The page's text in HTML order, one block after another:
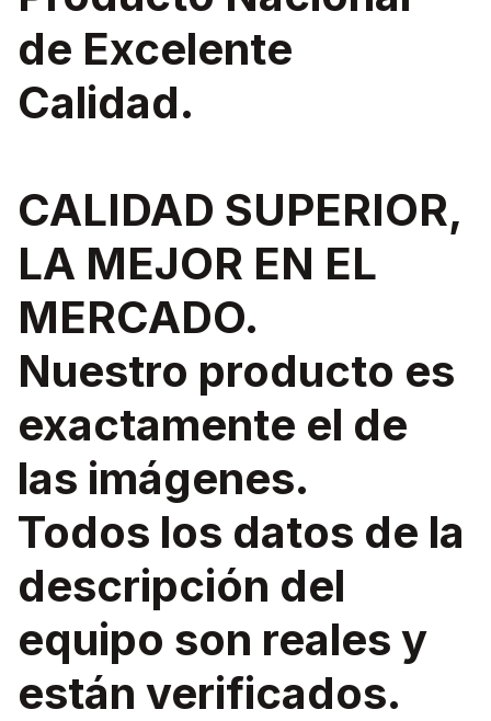
de Excelente
Calidad.
CALIDAD SUPERIOR,
LA MEJOR EN EL
MERCADO.
Nuestro producto es
exactamente el de
las imágenes.
Todos los datos de la
descripción del
equipo son reales y
están verificados.